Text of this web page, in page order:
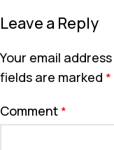
Leave a Reply
Your email
fields are marked *
Comment *